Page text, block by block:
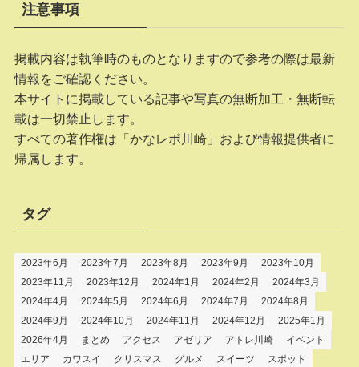
注意事項
掲載内容は執筆時のものとなりますので参考の際は最新
情報をご確認ください。
本サイトに掲載している記事や写真の無断加工・無断転
載は一切禁止します。
すべての著作権は「かなレポ川崎」および情報提供者に
帰属します。
タグ
2023年6月 2023年7月 2023年8月 2023年9月
2023年10月
2023年11月
2023年12月 2024年1月 2024年2月
2024年3月
2024年4月
2024年5月 2024年6月 2024年7月
2024年8月
2024年9月
2024年10月 2024年11月 2024年12月
2025年1月
2026年4月
まとめ アクセス アゼリア アトレ川崎
イベント
エリア
カワスイ クリスマス グルメ スイーツ スポット